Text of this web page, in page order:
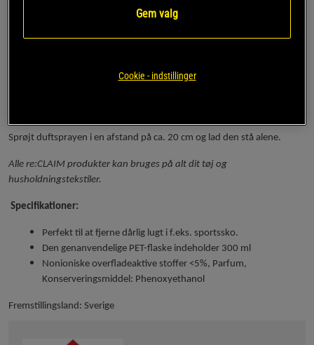
re:CLAIM Odor Control Spray hjælper dig med at
Kontinuerlig brug af re:CLAIM Odor Control
Spray holder dit fitnessudstyr frisk og fri for svedlugt. Perfekt, når
Duftsprayen neutraliserer de lugtmolekyler, der forårsager dårlig lugt,
Sprøjt duftsprayen i en afstand på ca. 20 cm og lad den stå alene.
Alle re:CLAIM produkter kan bruges på alt dit tøj og
husholdningstekstiler.
Specifikationer:
Perfekt til at fjerne dårlig lugt i f.eks. sportssko.
Den genanvendelige PET-flaske indeholder 300 ml
Nonioniske overfladeaktive stoffer <5%, Parfum,
Konserveringsmiddel: Phenoxyethanol
Fremstillingsland: Sverige
Gem valg
Cookie - indstillinger